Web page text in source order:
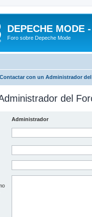
DEPECHE MODE
Foro sobre Depeche Mode
Contactar con un Administrador
del
Administrador